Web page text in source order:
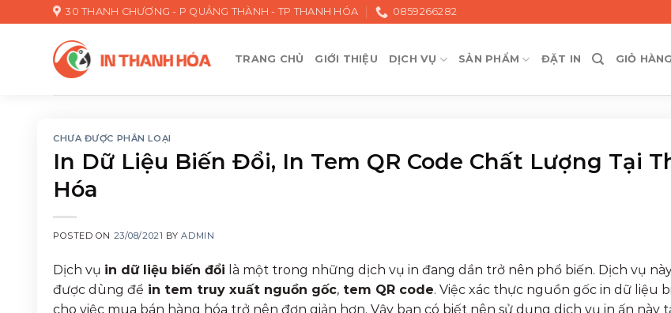
to
30 THANH CHƯƠNG - P QUẢNG THÀNH - TP THANH HÓA 0859266282
TRANG CHỦ GIỚI THIỆU DỊCH VỤ SẢN PHẨM ĐẶT IN GIỎ HÀNG
CHƯA ĐƯỢC PHÂN LOẠI
In Dữ Liệu Biến Đổi, In Tem QR Code Chất Lượng Tại
Hóa
POSTED ON 23/08/2021 BYADMIN
Dịch vụ in dữ liệu biến đổi là một trong những dịch vụ in đang dần trở nên phổ biến. Dịch vụ
được dùng để in tem truy xuất nguồn gốc, tem QR code. Việc xác thực nguồn gốc in dữ liệu
cho việc mua bán hàng hóa trở nên đơn giản hơn. Vậy bạn có biết nên sử dụng dịch vụ in ấn này